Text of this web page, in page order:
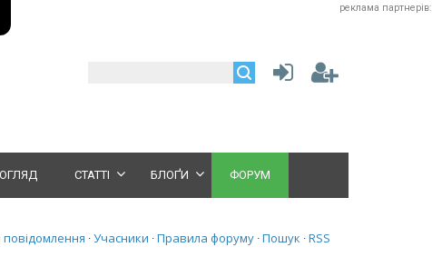
реклама партнерів:
СТАТТІ БЛОҐИ ФОРУМ
повідомлення · Учасники · Правила форуму · Пошук · RSS